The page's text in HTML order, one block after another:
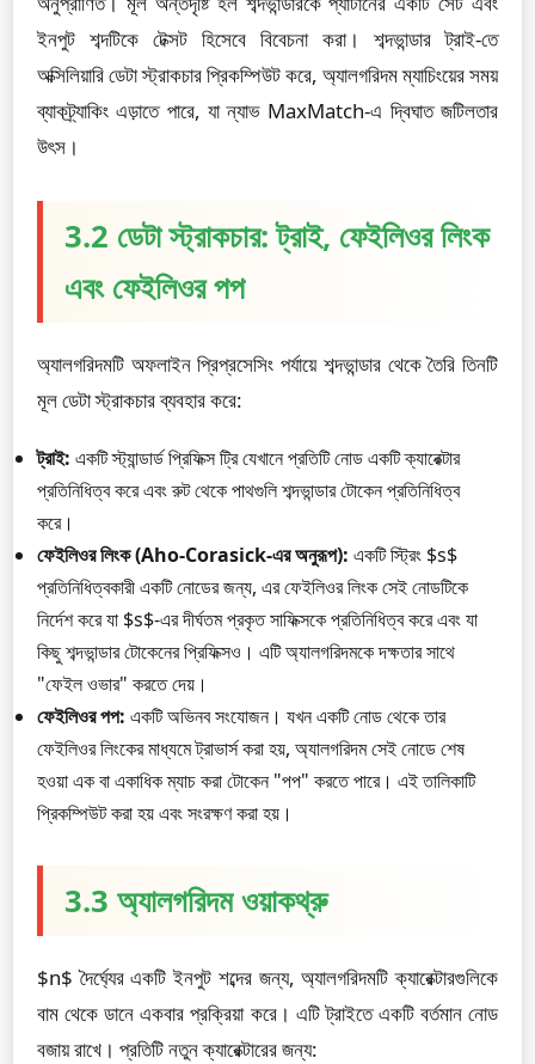
ইনপুট শব্দটিকে টেক্সট হিসেবে বিবেচনা করা। শব্দভান্ডার ট্রাই-তে
অক্সিলিয়ারি ডেটা স্ট্রাকচার প্রিকম্পিউট করে, অ্যালগরিদম ম্যাচিংয়ের সময়
ব্যাকট্র্যাকিং এড়াতে পারে, যা ন্যাভ MaxMatch-এ দ্বিঘাত জটিলতার
উৎস।
3.2 ডেটা স্ট্রাকচার: ট্রাই, ফেইলিওর লিংক
এবং ফেইলিওর পপ
অ্যালগরিদমটি অফলাইন প্রিপ্রসেসিং পর্যায়ে শব্দভান্ডার থেকে তৈরি তিনটি
মূল ডেটা স্ট্রাকচার ব্যবহার করে:
ট্রাই: একটি স্ট্যান্ডার্ড প্রিফিক্স ট্রি যেখানে প্রতিটি নোড একটি ক্যারেক্টার
প্রতিনিধিত্ব করে এবং রুট থেকে পাথগুলি শব্দভান্ডার টোকেন প্রতিনিধিত্ব
করে।
ফেইলিওর লিংক (Aho-Corasick-এর অনুরূপ): একটি স্ট্রিং $s$
প্রতিনিধিত্বকারী একটি নোডের জন্য, এর ফেইলিওর লিংক সেই নোডটিকে
নির্দেশ করে যা $s$-এর দীর্ঘতম প্রকৃত সাফিক্সকে প্রতিনিধিত্ব করে এবং যা
কিছু শব্দভান্ডার টোকেনের প্রিফিক্সও। এটি অ্যালগরিদমকে দক্ষতার সাথে
"ফেইল ওভার" করতে দেয়।
ফেইলিওর পপ: একটি অভিনব সংযোজন। যখন একটি নোড থেকে তার
ফেইলিওর লিংকের মাধ্যমে ট্রাভার্স করা হয়, অ্যালগরিদম সেই নোডে শেষ
হওয়া এক বা একাধিক ম্যাচ করা টোকেন "পপ" করতে পারে। এই তালিকাটি
প্রিকম্পিউট করা হয় এবং সংরক্ষণ করা হয়।
3.3 অ্যালগরিদম ওয়াকথ্রু
$n$ দৈর্ঘ্যের একটি ইনপুট শব্দের জন্য, অ্যালগরিদমটি ক্যারেক্টারগুলিকে
বাম থেকে ডানে একবার প্রক্রিয়া করে। এটি ট্রাইতে একটি বর্তমান নোড
বজায় রাখে। প্রতিটি নতুন ক্যারেক্টারের জন্য: